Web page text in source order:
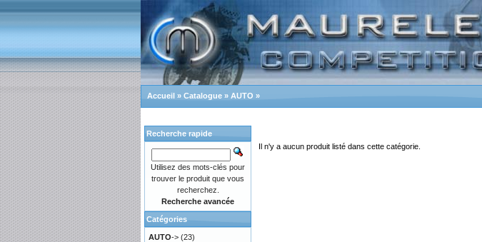
Accueil » Catalogue » AUTO »
Il n'y a aucun produit listé dans cette catégorie.
Recherche rapide
Utilisez des mots-clés pour
trouver le produit que vous
recherchez.
Recherche avancée
Catégories
AUTO-> (23)